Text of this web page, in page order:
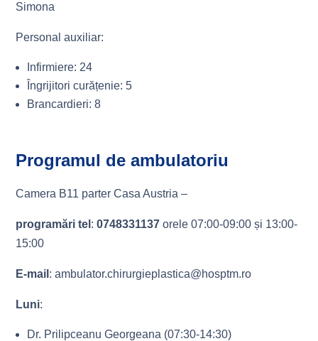
Simona
Personal auxiliar:
Infirmiere: 24
Îngrijitori curățenie: 5
Brancardieri: 8
Programul de ambulatoriu
Camera B11 parter Casa Austria –
programări tel :0748331137 orele 07:00-09:00 și 13:00-
15:00
E-mail : ambulator.chirurgieplastica@hosptm.ro
Luni:
Dr. Prilipceanu Georgeana (07:30-14:30)